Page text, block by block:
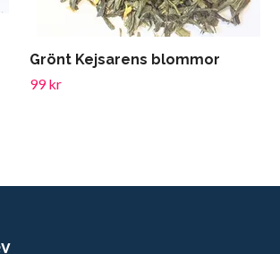
Grönt Kejsarens blommor
99 kr